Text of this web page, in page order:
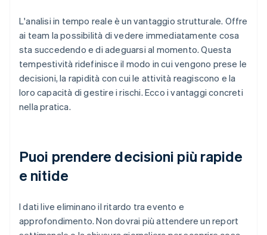
L'analisi in tempo reale è un vantaggio strutturale. Offre
ai team la possibilità di vedere immediatamente cosa
sta succedendo e di adeguarsi al momento. Questa
tempestività ridefinisce il modo in cui vengono prese le
decisioni, la rapidità con cui le attività reagiscono e la
loro capacità di gestire i rischi. Ecco i vantaggi concreti
nella pratica.
Puoi prendere decisioni più rapide
e nitide
I dati live eliminano il ritardo tra evento e
approfondimento. Non dovrai più attendere un report